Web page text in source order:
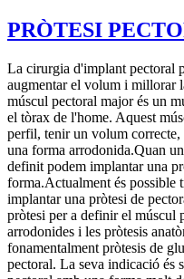
PRÒTESI
La cirurgia d'implant pectoral
augmentar el volum i millorar
múscul pectoral major és un
el tòrax de l'home. Aquest
perfil, tenir un volum
una forma arrodonida.Quan
definit podem implantar una
forma.Actualment és possible
implantar una pròtesi de
pròtesi per a definir el múscul
arrodonides i les pròtesis
fonamentalment pròtesis de
pectoral. La seva indicació és